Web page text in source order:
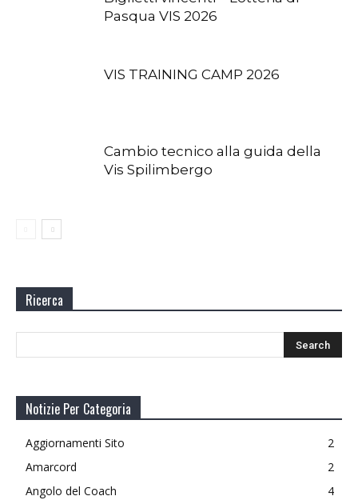
Pasqua VIS 2026
VIS TRAINING CAMP 2026
Cambio tecnico alla guida della
Vis Spilimbergo
Ricerca
Notizie Per Categoria
Aggiornamenti Sito
2
Amarcord
2
Angolo del Coach
4